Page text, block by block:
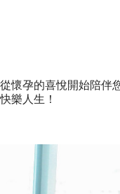
懷孕的喜悅開始陪伴
樂人生！